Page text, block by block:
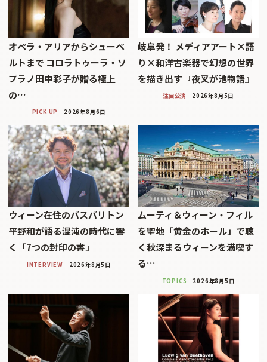
オペラ・アリアからシューベ
ルトまで コロラトゥーラ・ソ
プラノ田中彩子が贈る極上
の…
PICK UP 2026年8月6日
岐阜発！ メディアアート×語
り×和洋古楽器で幻想の世界
を描き出す『夜叉が池物語』
注目公演 2026年8月5日
ウィーン在住のバスバリトン
平野和が語る混沌の時代に響
く「7つの封印の書」
INTERVIEW 2026年8月5日
ムーティ＆ウィーン・フィル
を聖地「黄金のホール」で聴
く秋深まるウィーンを満喫す
る…
TOPICS 2026年8月5日